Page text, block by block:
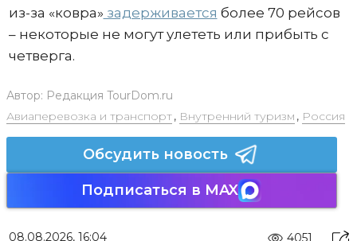
из-за «ковра» задерживается более 70 рейсов
– некоторые не могут улететь или прибыть с
четверга.
Автор: Редакция TourDom.ru
Авиаперевозка и транспорт, Внутренний туризм , Россия
Обсудить новость
Подписаться в MAX
08.08.2026, 16:04 4051